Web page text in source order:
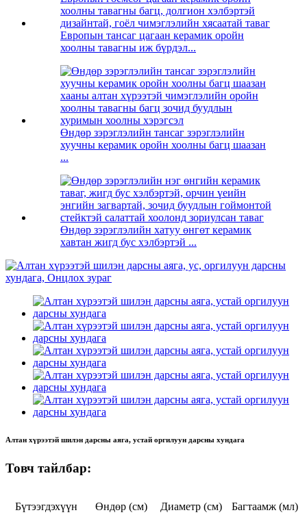
Европын тансаг цагаан керамик оройн
хоолны тавагны иж бүрдэл...
Өндөр зэрэглэлийн тансаг зэрэглэлийн
хуучны керамик оройн хоолны багц шаазан
...
Өндөр зэрэглэлийн хатуу өнгөт керамик
хавтан жигд бус хэлбэртэй ...
Алтан хүрээтэй шилэн дарсны аяга, устай оргилуун дарсны хундага
Товч тайлбар:
Бүтээгдэхүүн Өндөр (см) Диаметр (см) Багтаамж (мл)